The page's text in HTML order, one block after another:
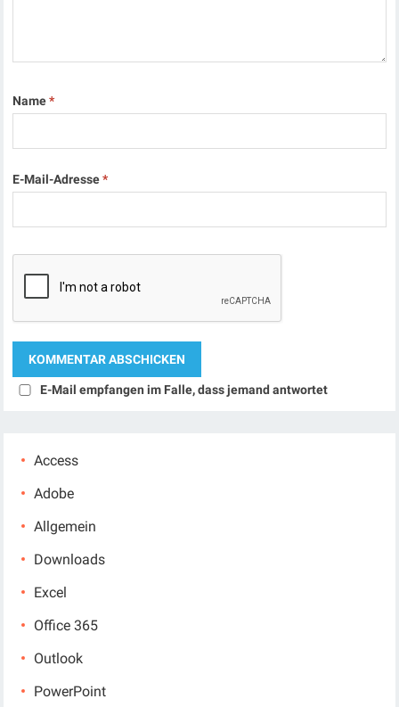
Name*
E-Mail-Adresse*
E-Mail empfangen im Falle, dass jemand antwortet
Access
Adobe
Allgemein
Downloads
Excel
Office 365
Outlook
PowerPoint